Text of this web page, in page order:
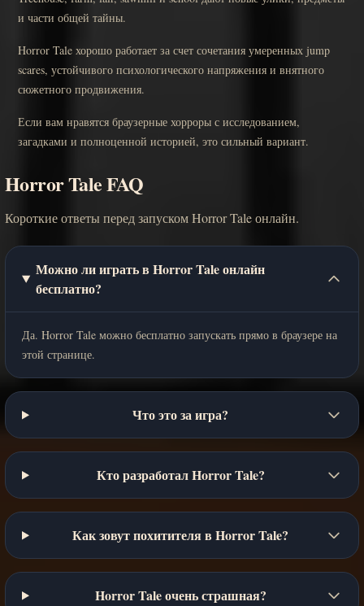
и части общей тайны.
Horror Tale хорошо работает за счет сочетания умеренных jump
scares, устойчивого психологического напряжения и внятного
сюжетного продвижения.
Если вам нравятся браузерные хорроры с исследованием,
загадками и полноценной историей, это сильный вариант.
Horror Tale FAQ
Короткие ответы перед запуском Horror Tale онлайн.
Можно ли играть в Horror Tale онлайн
бесплатно?
Да. Horror Tale можно бесплатно запускать прямо в браузере на
этой странице.
Что это за игра?
Кто разработал Horror Tale?
Как зовут похитителя в Horror Tale?
Horror Tale очень страшная?